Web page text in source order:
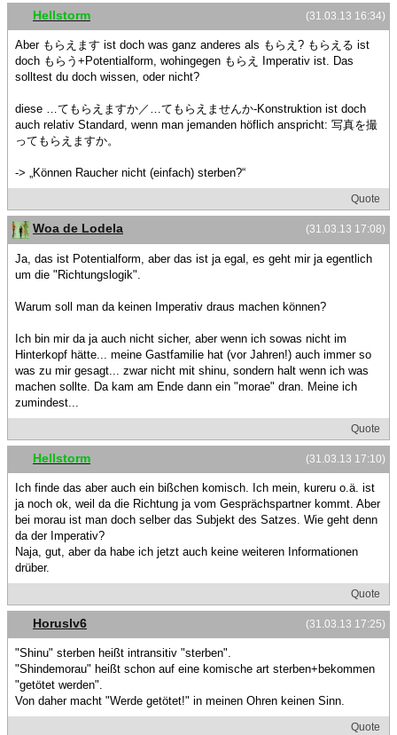
(31.03.13 16:34)
Hellstorm
Aber もらえます ist doch was ganz anderes als もらえ? もらえる ist
doch もらう+Potentialform, wohingegen もらえ Imperativ ist. Das
solltest du doch wissen, oder nicht?
diese …てもらえますか／…てもらえませんか-Konstruktion ist doch
auch relativ Standard, wenn man jemanden höflich anspricht: 写真を撮
ってもらえますか。
-> „Können Raucher nicht (einfach) sterben?“
Quote
(31.03.13 17:08)
Woa de Lodela
Ja, das ist Potentialform, aber das ist ja egal, es geht mir ja egentlich
um die "Richtungslogik".
Warum soll man da keinen Imperativ draus machen können?
Ich bin mir da ja auch nicht sicher, aber wenn ich sowas nicht im
Hinterkopf hätte... meine Gastfamilie hat (vor Jahren!) auch immer so
was zu mir gesagt... zwar nicht mit shinu, sondern halt wenn ich was
machen sollte. Da kam am Ende dann ein "morae" dran. Meine ich
zumindest...
Quote
(31.03.13 17:10)
Hellstorm
Ich finde das aber auch ein bißchen komisch. Ich mein, kureru o.ä. ist
ja noch ok, weil da die Richtung ja vom Gesprächspartner kommt. Aber
bei morau ist man doch selber das Subjekt des Satzes. Wie geht denn
da der Imperativ?
Naja, gut, aber da habe ich jetzt auch keine weiteren Informationen
drüber.
Quote
(31.03.13 17:25)
Horuslv6
"Shinu" sterben heißt intransitiv "sterben".
"Shindemorau" heißt schon auf eine komische art sterben+bekommen
"getötet werden".
Von daher macht "Werde getötet!" in meinen Ohren keinen Sinn.
Quote